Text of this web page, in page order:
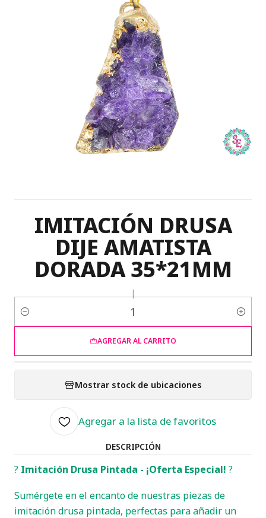
IMITACIÓN DRUSA
DIJE AMATISTA
DORADA 35*21MM
|
Cantidad
AGREGAR AL CARRITO
Mostrar stock de ubicaciones
Agregar a la lista de favoritos
DESCRIPCIÓN
? Imitación Drusa Pintada - ¡Oferta Especial! ?
Sumérgete en el encanto de nuestras piezas de
imitación drusa pintada, perfectas para añadir un